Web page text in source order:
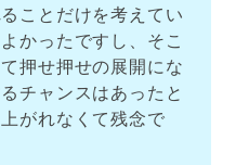
ことだけを考えてい
かったですし、そこ
押せ押せの展開にな
チャンスはあったと
がれなくて残念で